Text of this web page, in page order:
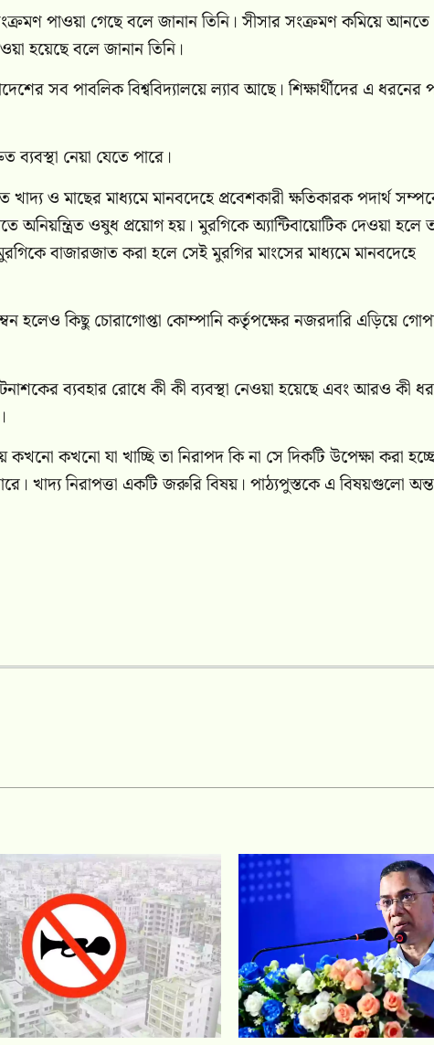
পাওয়া গেছে বলে জানান তিনি। সীসার সংক্রমণ কমিয়ে আনতে
হয়েছে বলে জানান তিনি।
সব পাবলিক বিশ্ববিদ্যালয়ে ল্যাব আছে। শিক্ষার্থীদের এ ধরনের
ব্যবস্থা নেয়া যেতে পারে।
ও মাছের মাধ্যমে মানবদেহে প্রবেশকারী ক্ষতিকারক পদার্থ
অনিয়ন্ত্রিত ওষুধ প্রয়োগ হয়। মুরগিকে অ্যান্টিবায়োটিক দেওয়া হলে
বাজারজাত করা হলে সেই মুরগির মাংসের মাধ্যমে মানবদেহে
হলেও কিছু চোরাগোপ্তা কোম্পানি কর্তৃপক্ষের নজরদারি এড়িয়ে
ব্যবহার রোধে কী কী ব্যবস্থা নেওয়া হয়েছে এবং আরও কী
কখনো কখনো যা খাচ্ছি তা নিরাপদ কি না সে দিকটি উপেক্ষা করা
খাদ্য নিরাপত্তা একটি জরুরি বিষয়। পাঠ্যপুস্তকে এ বিষয়গুলো